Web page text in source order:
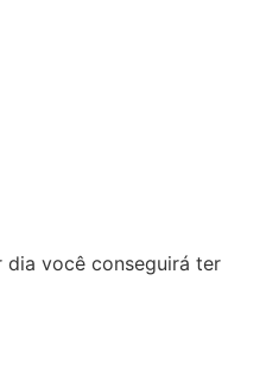
dia você conseguirá ter